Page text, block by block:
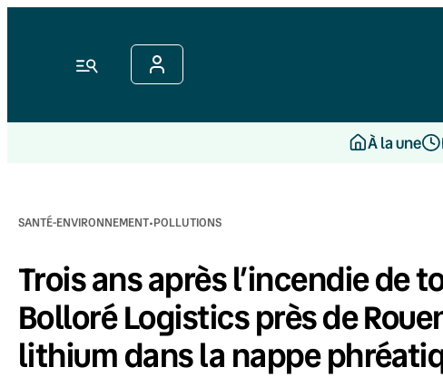
Menu
À la une
SANTÉ-ENVIRONNEMENT·POLLUTIONS
Trois ans après l’incendie de
Bolloré Logistics près de
lithium dans la nappe